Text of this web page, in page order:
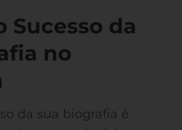
Sucesso da
no
da sua biografia é